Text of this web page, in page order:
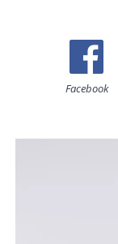
Facebook